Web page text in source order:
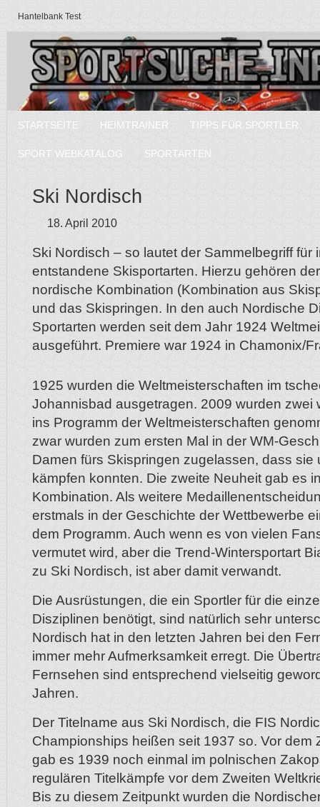
Hantelbank Test
STARTSEITE HEIMTRAINER TIPPS FÜR SPORTLER
SPORT WEBKATALOG SPORTARTEN
Ski Nordisch
18. April 2010
Ski Nordisch – so lautet der Sammelbegriff für
entstandene Skisportarten. Hierzu gehören
nordische Kombination (Kombination aus
und das Skispringen. In den auch Nordische
Sportarten werden seit dem Jahr 1924
ausgeführt. Premiere war 1924 in Chamonix/
1925 wurden die Weltmeisterschaften im
Johannisbad ausgetragen. 2009 wurden zwei
ins Programm der Weltmeisterschaften
zwar wurden zum ersten Mal in der WM-
Damen fürs Skispringen zugelassen, dass sie
kämpfen konnten. Die zweite Neuheit gab es
Kombination. Als weitere
erstmals in der Geschichte der Wettbewerbe
dem Programm. Auch wenn es von vielen
vermutet wird, aber die Trend-Wintersportart
zu Ski Nordisch, ist aber damit verwandt.
Die Ausrüstungen, die ein Sportler für die
Disziplinen benötigt, sind natürlich sehr
Nordisch hat in den letzten Jahren bei den
immer mehr Aufmerksamkeit erregt. Die
Fernsehen sind entsprechend vielseitig
Jahren.
Der Titelname aus Ski Nordisch, die FIS
Championships heißen seit 1937 so. Vor dem
gab es 1939 noch einmal im polnischen
regulären Titelkämpfe vor dem Zweiten
Bis zu diesem Zeitpunkt wurden die